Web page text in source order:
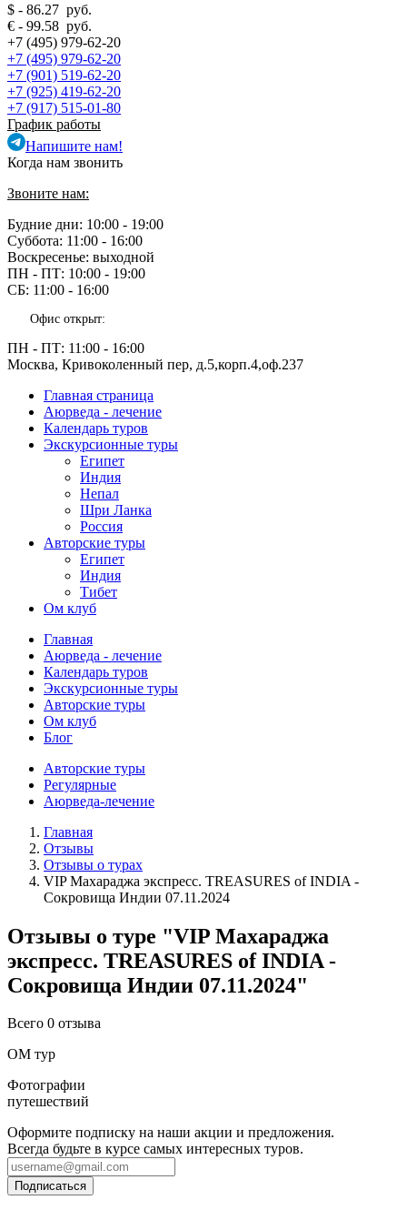
$ - 86.27 руб.
€ - 99.58 руб.
+7 (495) 979-62-20
+7 (495) 979-62-20
+7 (901) 519-62-20
+7 (925) 419-62-20
+7 (917) 515-01-80
График работы
Напишите нам!
Когда нам звонить
Звоните нам:
Будние дни: 10:00 - 19:00
Суббота: 11:00 - 16:00
Воскресенье: выходной
ПН - ПТ: 10:00 - 19:00
СБ: 11:00 - 16:00
Офис открыт:
ПН - ПТ: 11:00 - 16:00
Москва, Кривоколенный пер, д.5,корп.4,оф.237
Главная страница
Аюрведа - лечение
Календарь туров
Экскурсионные туры
Египет
Индия
Непал
Шри Ланка
Россия
Авторские туры
Египет
Индия
Тибет
Ом клуб
Главная
Аюрведа - лечение
Календарь туров
Экскурсионные туры
Авторские туры
Ом клуб
Блог
Авторские туры
Регулярные
Аюрведа-лечение
Главная
Отзывы
Отзывы о турах
VIP Махараджа экспресс. TREASURES of INDIA -
Сокровища Индии 07.11.2024
Отзывы о туре "VIP Махараджа
экспресс. TREASURES of INDIA -
Сокровища Индии 07.11.2024"
Всего 0 отзыва
ОМ тур
Фотографии
путешествий
Оформите подписку на наши акции и предложения.
Всегда будьте в курсе самых интересных туров.